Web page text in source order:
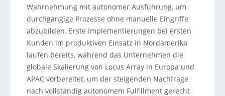
Wahrnehmung mit autonomer Ausführung, um
durchgängige Prozesse ohne manuelle Eingriffe
abzubilden. Erste Implementierungen bei ersten
Kunden im produktiven Einsatz in Nordamerika
laufen bereits, während das Unternehmen die
globale Skalierung von Locus Array in Europa und
APAC vorbereitet, um der steigenden Nachfrage
nach vollständig autonomem Fulfillment gerecht